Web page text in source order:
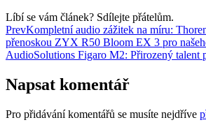
Líbí se vám článek? Sdílejte přátelům.
PrevKompletní audio zážitek na míru:
přenoskou ZYX R50 Bloom EX 3 pro
AudioSolutions Figaro M2: Přirozený talent
Napsat komentář
Pro přidávání komentářů se musíte nejdříve